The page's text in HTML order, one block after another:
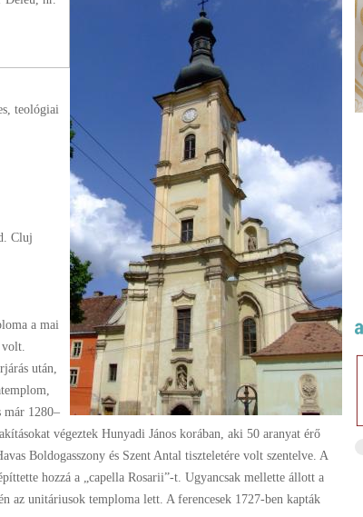
, teológiai
Cluj
a mai
után,
már 1280–
végeztek Hunyadi János korában, aki 50 aranyat érő
Boldogasszony és Szent Antal tiszteletére volt szentelve. A
hozzá a „capella Rosarii”-t. Ugyancsak mellette állott a
az unitáriusok temploma lett. A ferencesek 1727-ben kapták